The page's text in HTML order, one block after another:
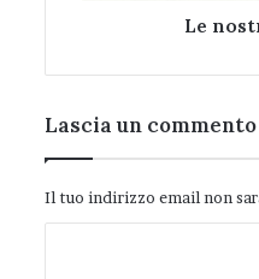
Le
Lascia un commento
Il tuo indirizzo email non